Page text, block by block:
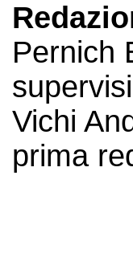
Pernich
Vichi
prima